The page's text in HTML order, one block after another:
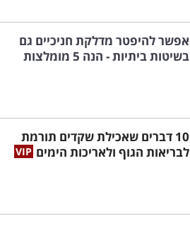
אפשר להיפטר מדלקת חניכיים גם
בשיטות ביתיות - הנה 5 מומלצות
10 דברים שאכילת שקדים תורמת
לבריאות הגוף ולאריכות הימים